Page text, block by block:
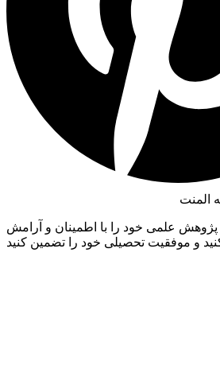
علمی خود را با اطمینان و آرامش